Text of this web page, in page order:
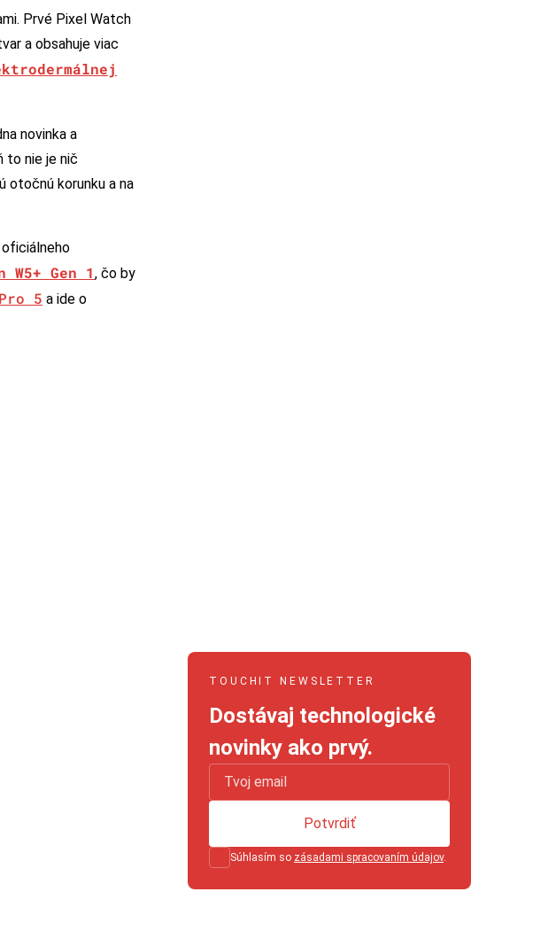
Prvé Pixel Watch
a obsahuje viac
novinka a
to nie je nič
otočnú korunku a na
W5+ Gen 1, čo by
5 a ide o
TOUCHIT NEWSLETTER
Dostávaj technologické
novinky ako prvý.
Súhlasím so zásadami spracovaním údajov.
Potvrdiť